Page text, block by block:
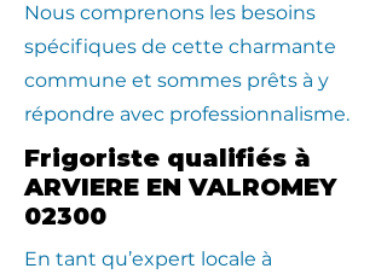
Nous comprenons les besoins
spécifiques de cette charmante
commune et sommes prêts à y
répondre avec professionnalisme.
Frigoriste qualifiés à
ARVIERE EN VALROMEY
02300
En tant qu’expert locale à